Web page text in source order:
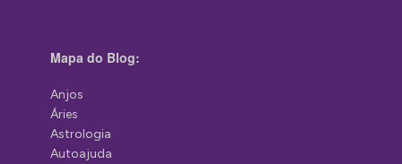
Mapa do Blog:
Anjos
Áries
Astrologia
Autoajuda